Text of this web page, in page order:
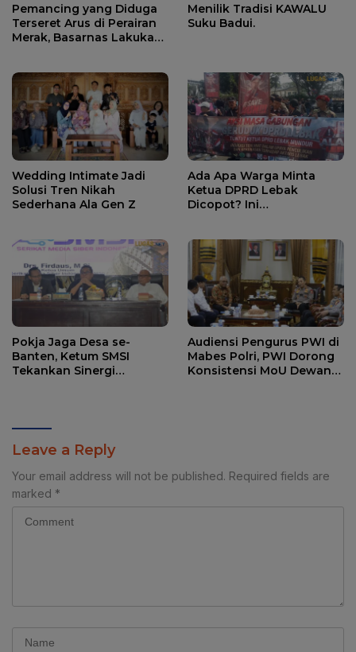
Pemancing yang Diduga
Terseret Arus di Perairan
Merak, Basarnas Lakukan
Menilik Tradisi KAWALU
Suku Badui.
Wedding Intimate Jadi
Solusi Tren Nikah
Sederhana Ala Gen Z
Ada Apa Warga Minta
Ketua DPRD Lebak
Dicopot? Ini
Pokja Jaga Desa se-
Banten, Ketum SMSI
Tekankan Sinergi
Audiensi Pengurus PWI di
Mabes Polri, PWI Dorong
Konsistensi MoU Dewan
Leave a Reply
Your email address will not be published. Required fields are
marked *